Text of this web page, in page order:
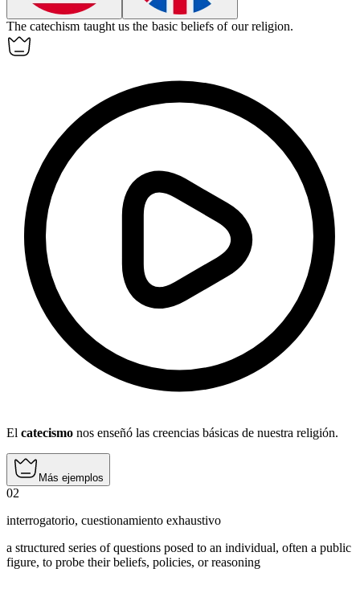
Thecatechism taught us the basic beliefs of our religion.
El catecismo nos enseñó las creencias básicas de nuestra religión.
Más ejemplos
02
interrogatorio, cuestionamiento exhaustivo
a structured series of questions posed to an individual, often a public
figure, to probe their beliefs, policies, or reasoning